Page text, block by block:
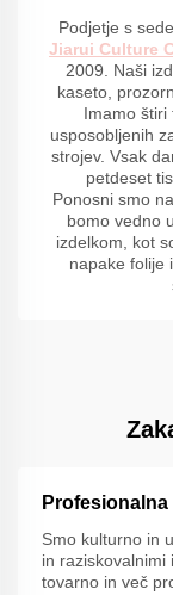
Podjetje s
Jiarui Culture
2009. Naši
kaseto,
Imamo štiri
usposobljenih
strojev. Vsak
petdeset
Ponosni smo
bomo vedno
izdelkom, kot
napake folije
Profesionalna
Smo kulturno in
in raziskovalnimi
tovarno in več